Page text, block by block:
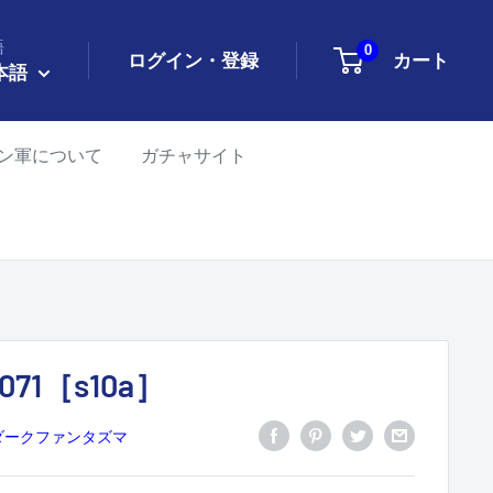
語
ログイン・登録 0 カート
軍について ガチャサイト
［s10a］
クファンタズマ